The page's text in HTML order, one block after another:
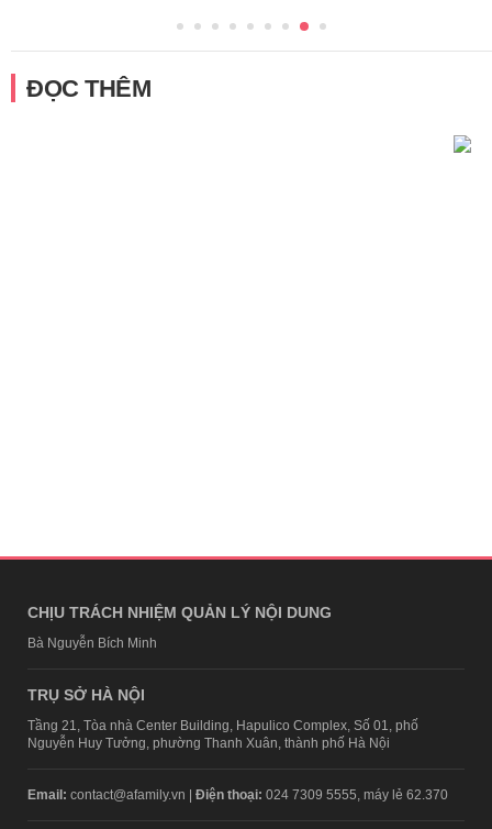
ĐỌC THÊM
CHỊU TRÁCH NHIỆM QUẢN LÝ NỘI DUNG
Bà Nguyễn Bích Minh
TRỤ SỞ HÀ NỘI
Tầng 21, Tòa nhà Center Building, Hapulico Complex, Số 01, phố
Nguyễn Huy Tưởng, phường Thanh Xuân, thành phố Hà Nội
Email: contact@afamily.vn | Điện thoại: 024 7309 5555, máy lẻ 62.370